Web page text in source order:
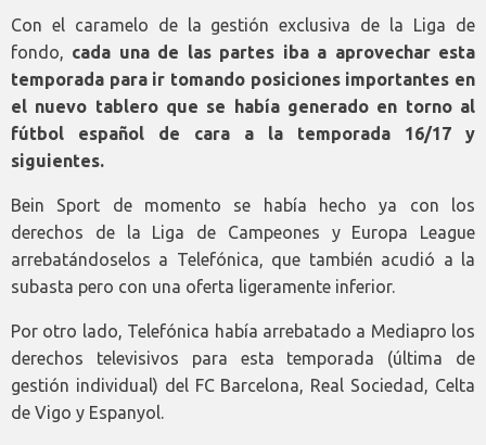
Con el caramelo de la gestión exclusiva de la Liga de
fondo, cada una de las partes iba a aprovechar esta
temporada para ir tomando posiciones importantes en
el nuevo tablero que se había generado en torno al
fútbol español de cara a la temporada 16/17 y
siguientes.
Bein Sport de momento se había hecho ya con los
derechos de la Liga de Campeones y Europa League
arrebatándoselos a Telefónica, que también acudió a la
subasta pero con una oferta ligeramente inferior.
Por otro lado, Telefónica había arrebatado a Mediapro los
derechos televisivos para esta temporada (última de
gestión individual) del FC Barcelona, Real Sociedad, Celta
de Vigo y Espanyol.